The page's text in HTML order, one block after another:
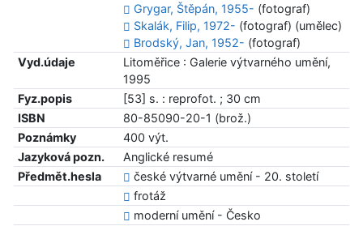
Grygar, Štěpán, 1955- (fotograf)
Skalák, Filip, 1972- (fotograf) (umělec)
Brodský, Jan, 1952- (fotograf)
Vyd.údaje
Litoměřice : Galerie výtvarného umění,
1995
Fyz.popis
[53] s. : reprofot. ; 30 cm
ISBN
80-85090-20-1 (brož.)
Poznámky
400 výt.
Jazyková pozn.
Anglické resumé
Předmět.hesla
české výtvarné umění - 20. století
frotáž
moderní umění - Česko